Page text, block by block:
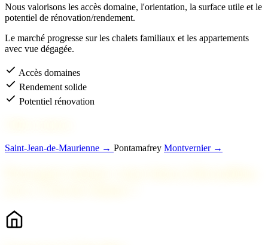
Nous valorisons les accès domaine, l'orientation, la surface utile et le
potentiel de rénovation/rendement.
Le marché progresse sur les chalets familiaux et les appartements
avec vue dégagée.
Accès domaines
Rendement solide
Potentiel rénovation
Saint-Jean-de-Maurienne → Pontamafrey Montvernier →